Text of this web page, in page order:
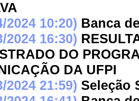
2024 10:20) Banca
2024 16:30)
DO
DA UFPI
2024 21:59) Seleção